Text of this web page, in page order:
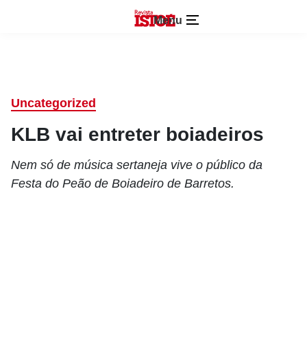
Menu
Uncategorized
KLB vai entreter boiadeiros
Nem só de música sertaneja vive o público da
Festa do Peão de Boiadeiro de Barretos.